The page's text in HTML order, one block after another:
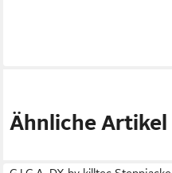
Ähnliche Artikel